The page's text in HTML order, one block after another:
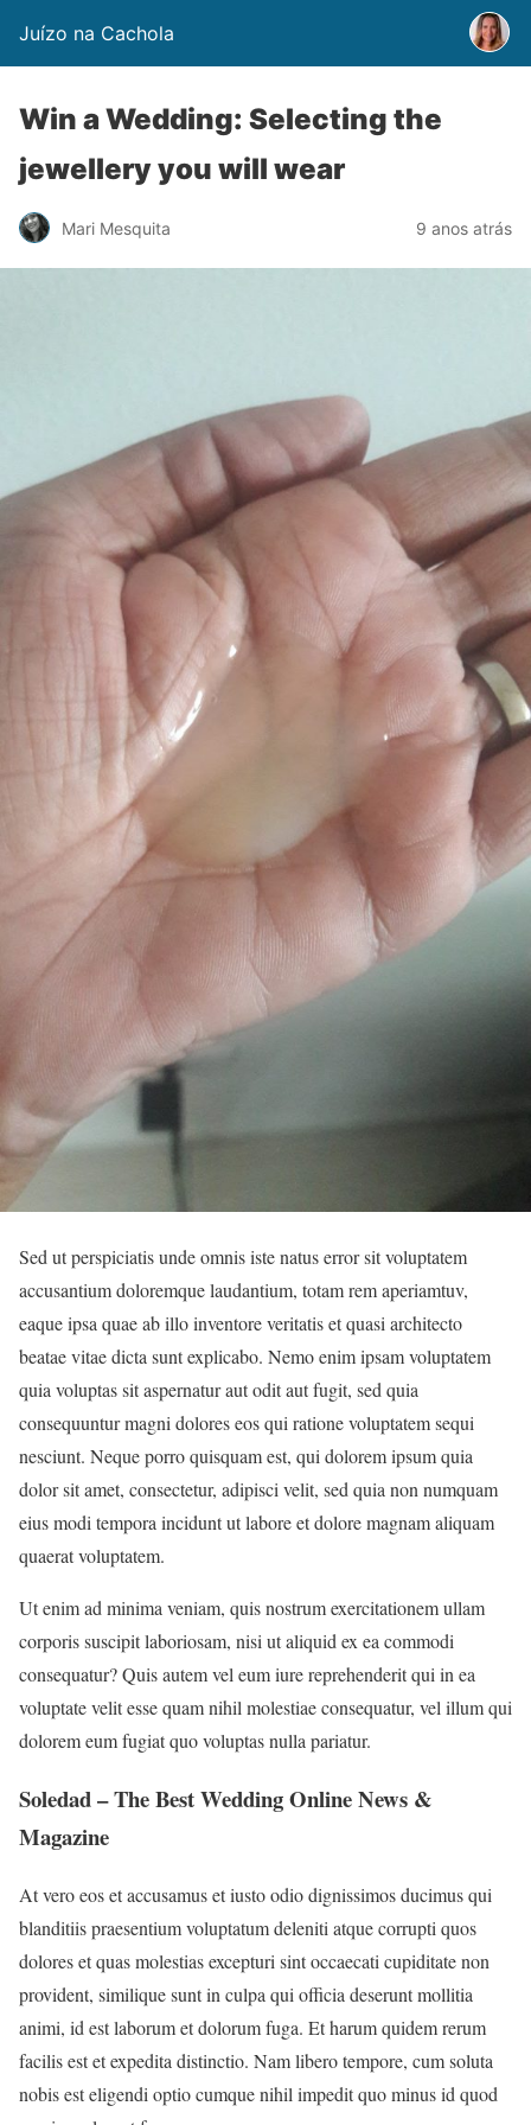
Juízo na Cachola
Win a Wedding: Selecting the
jewellery you will wear
Mari Mesquita 9 anos atrás
Sed ut perspiciatis unde omnis iste natus error sit voluptatem
accusantium doloremque laudantium, totam rem aperiamtuv,
eaque ipsa quae ab illo inventore veritatis et quasi architecto
beatae vitae dicta sunt explicabo. Nemo enim ipsam voluptatem
quia voluptas sit aspernatur aut odit aut fugit, sed quia
consequuntur magni dolores eos qui ratione voluptatem sequi
nesciunt. Neque porro quisquam est, qui dolorem ipsum quia
dolor sit amet, consectetur, adipisci velit, sed quia non numquam
eius modi tempora incidunt ut labore et dolore magnam aliquam
quaerat voluptatem.
Ut enim ad minima veniam, quis nostrum exercitationem ullam
corporis suscipit laboriosam, nisi ut aliquid ex ea commodi
consequatur? Quis autem vel eum iure reprehenderit qui in ea
voluptate velit esse quam nihil molestiae consequatur, vel illum qui
dolorem eum fugiat quo voluptas nulla pariatur.
Soledad – The Best Wedding Online News &
Magazine
At vero eos et accusamus et iusto odio dignissimos ducimus qui
blanditiis praesentium voluptatum deleniti atque corrupti quos
dolores et quas molestias excepturi sint occaecati cupiditate non
provident, similique sunt in culpa qui officia deserunt mollitia
animi, id est laborum et dolorum fuga. Et harum quidem rerum
facilis est et expedita distinctio. Nam libero tempore, cum soluta
nobis est eligendi optio cumque nihil impedit quo minus id quod